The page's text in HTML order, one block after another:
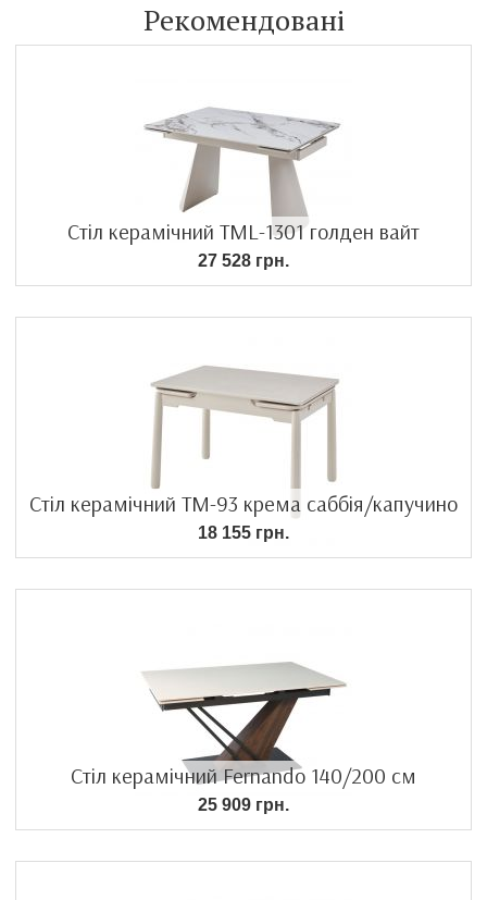
Рекомендовані
Стіл керамічний TML-1301 голден вайт
27 528 грн.
Стіл керамічний TM-93 крема саббія/капучино
18 155 грн.
Стіл керамічний Fernando 140/200 см
25 909 грн.